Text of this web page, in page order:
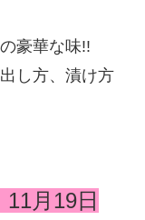
豪華な味!!
し方、漬け方
月19日